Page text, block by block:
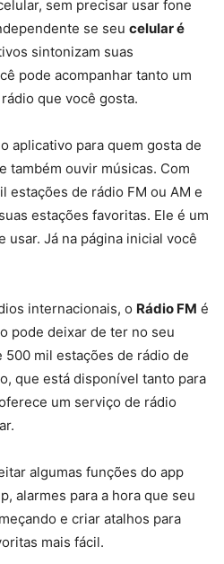
sem precisar usar fone
se seu celular é
sintonizam suas
pode acompanhar tanto um
que você gosta.
aplicativo para quem gosta de
também ouvir músicas. Com
estações de rádio FM ou AM e
estações favoritas. Ele é um
usar. Já na página inicial você
internacionais, o Rádio FM é
pode deixar de ter no seu
500 mil estações de rádio de
que está disponível tanto para
um serviço de rádio
algumas funções do app
alarmes para a hora que seu
e criar atalhos para
mais fácil.